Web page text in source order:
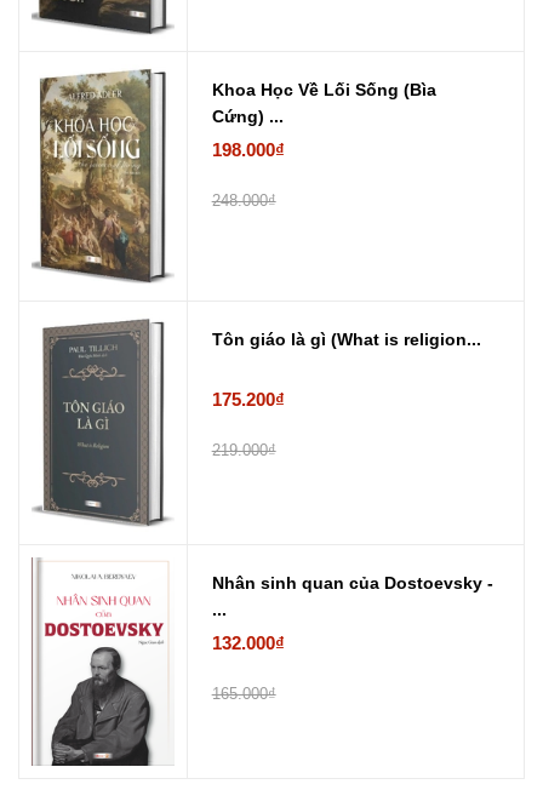
Khoa Học Về Lối Sống (Bìa
Cứng) ...
198.000₫
248.000₫
Tôn giáo là gì (What is religion...
175.200₫
219.000₫
Nhân sinh quan của Dostoevsky -
...
132.000₫
165.000₫